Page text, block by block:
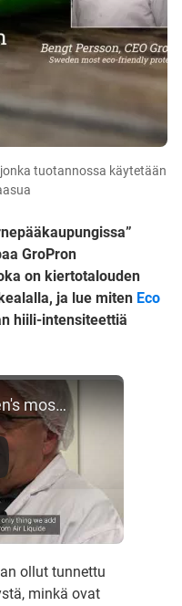
tuotannossa käytetään
GroPron
on kiertotalouden
ja lue miten Eco
hiili-intensiteettiä
GroPro - Sweden's most eco-friendly protein factory (SE speak & EN subs)
ollut tunnettu
minkä ovat